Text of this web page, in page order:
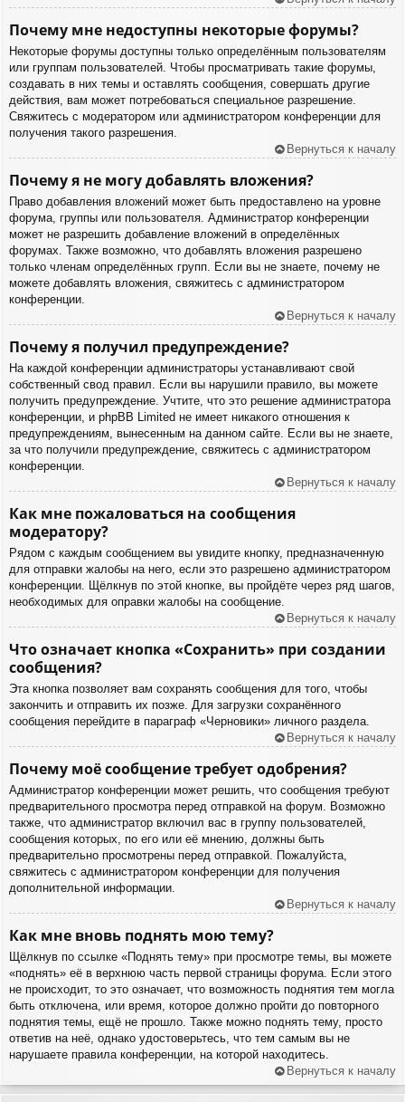
Почему мне недоступны некоторые форумы?
Некоторые форумы доступны только определённым пользователям
или группам пользователей. Чтобы просматривать такие форумы,
создавать в них темы и оставлять сообщения, совершать другие
действия, вам может потребоваться специальное разрешение.
Свяжитесь с модератором или администратором конференции для
получения такого разрешения.
Вернуться к началу
Почему я не могу добавлять вложения?
Право добавления вложений может быть предоставлено на уровне
форума, группы или пользователя. Администратор конференции
может не разрешить добавление вложений в определённых
форумах. Также возможно, что добавлять вложения разрешено
только членам определённых групп. Если вы не знаете, почему не
можете добавлять вложения, свяжитесь с администратором
конференции.
Вернуться к началу
Почему я получил предупреждение?
На каждой конференции администраторы устанавливают свой
собственный свод правил. Если вы нарушили правило, вы можете
получить предупреждение. Учтите, что это решение администратора
конференции, и phpBB Limited не имеет никакого отношения к
предупреждениям, вынесенным на данном сайте. Если вы не знаете,
за что получили предупреждение, свяжитесь с администратором
конференции.
Вернуться к началу
Как мне пожаловаться на сообщения
модератору?
Рядом с каждым сообщением вы увидите кнопку, предназначенную
для отправки жалобы на него, если это разрешено администратором
конференции. Щёлкнув по этой кнопке, вы пройдёте через ряд шагов,
необходимых для оправки жалобы на сообщение.
Вернуться к началу
Что означает кнопка «Сохранить» при создании
сообщения?
Эта кнопка позволяет вам сохранять сообщения для того, чтобы
закончить и отправить их позже. Для загрузки сохранённого
сообщения перейдите в параграф «Черновики» личного раздела.
Вернуться к началу
Почему моё сообщение требует одобрения?
Администратор конференции может решить, что сообщения требуют
предварительного просмотра перед отправкой на форум. Возможно
также, что администратор включил вас в группу пользователей,
сообщения которых, по его или её мнению, должны быть
предварительно просмотрены перед отправкой. Пожалуйста,
свяжитесь с администратором конференции для получения
дополнительной информации.
Вернуться к началу
Как мне вновь поднять мою тему?
Щёлкнув по ссылке «Поднять тему» при просмотре темы, вы можете
«поднять» её в верхнюю часть первой страницы форума. Если этого
не происходит, то это означает, что возможность поднятия тем могла
быть отключена, или время, которое должно пройти до повторного
поднятия темы, ещё не прошло. Также можно поднять тему, просто
ответив на неё, однако удостоверьтесь, что тем самым вы не
нарушаете правила конференции, на которой находитесь.
Вернуться к началу